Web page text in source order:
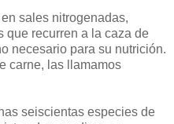
sales nitrogenadas,
que recurren a la caza de
necesario para su nutrición.
carne, las llamamos
seiscientas especies de